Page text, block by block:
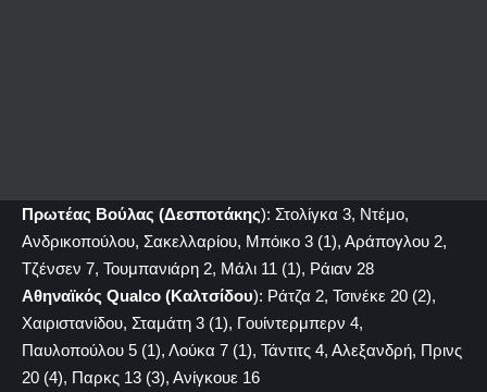
Πρωτέας Βούλας (Δεσποτάκης): Στολίγκα 3, Ντέμο,
Ανδρικοπούλου, Σακελλαρίου, Μπόικο 3 (1), Αράπογλου 2,
Τζένσεν 7, Τουμπανιάρη 2, Μάλι 11 (1), Ράιαν 28
Αθηναϊκός Qualco (Καλτσίδου): Ράτζα 2, Τσινέκε 20 (2),
Χαιριστανίδου, Σταμάτη 3 (1), Γουίντερμπερν 4,
Παυλοπούλου 5 (1), Λούκα 7 (1), Τάντιτς 4, Αλεξανδρή, Πρινς
20 (4), Παρκς 13 (3), Ανίγκουε 16